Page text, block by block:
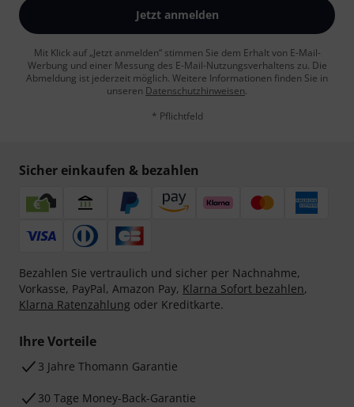
Jetzt anmelden
Mit Klick auf „Jetzt anmelden“ stimmen Sie dem Erhalt von E-Mail-
Werbung und einer Messung des E-Mail-Nutzungsverhaltens zu. Die
Abmeldung ist jederzeit möglich. Weitere Informationen finden Sie in
unseren Datenschutzhinweisen.
* Pflichtfeld
Sicher einkaufen & bezahlen
Bezahlen Sie vertraulich und sicher per Nachnahme,
Vorkasse, PayPal, Amazon Pay, Klarna Sofort bezahlen,
Klarna Ratenzahlung oder Kreditkarte.
Ihre Vorteile
3 Jahre Thomann Garantie
30 Tage Money-Back-Garantie